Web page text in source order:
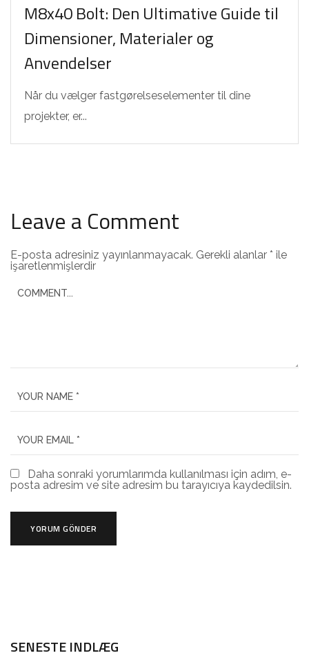
M8x40 Bolt: Den Ultimative Guide til
Dimensioner, Materialer og
Anvendelser
Når du vælger fastgørelseselementer til dine
projekter, er...
Leave a Comment
E-posta adresiniz yayınlanmayacak. Gerekli alanlar * ile
işaretlenmişlerdir
Daha sonraki yorumlarımda kullanılması için adım, e-
posta adresim ve site adresim bu tarayıcıya kaydedilsin.
SENESTE INDLÆG